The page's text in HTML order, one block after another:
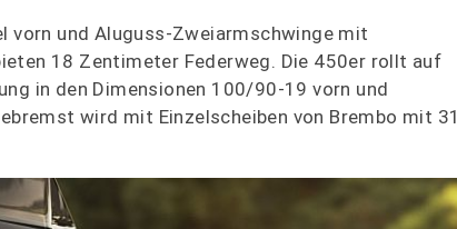
vorn und Aluguss-Zweiarmschwinge mit
18 Zentimeter Federweg. Die 450er rollt auf
in den Dimensionen 100/90-19 vorn und
wird mit Einzelscheiben von Brembo mit 31